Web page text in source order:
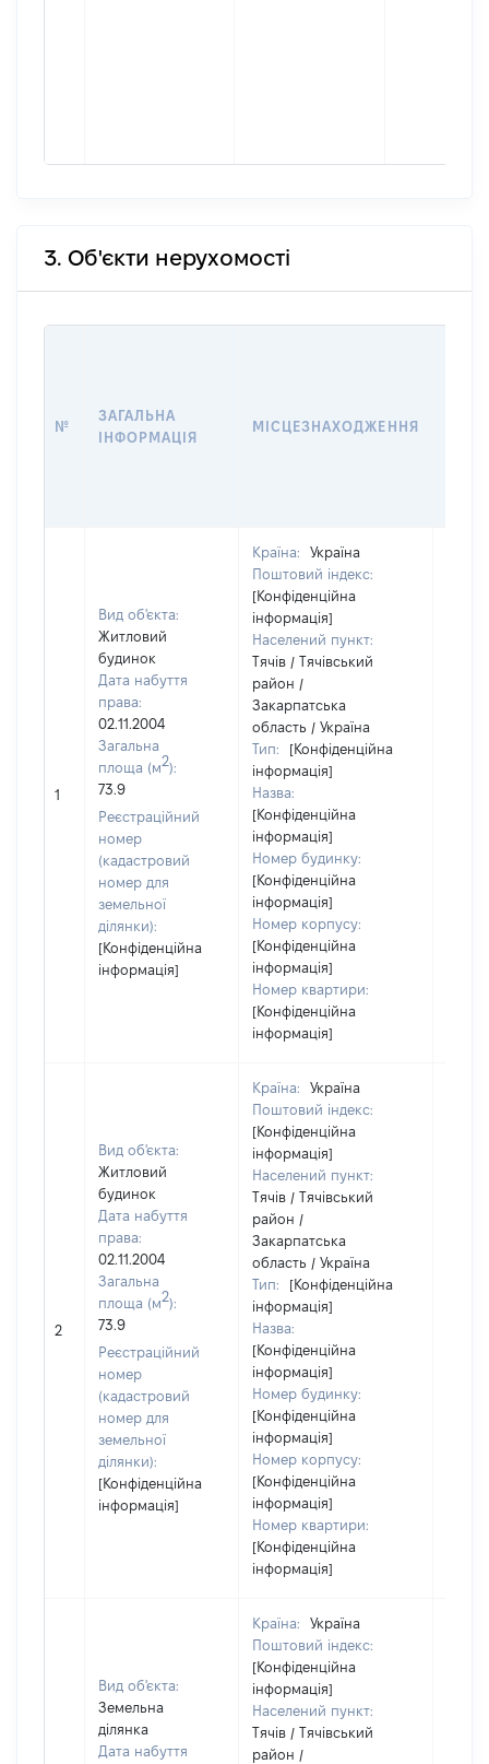
3. Об'єкти нерухомості
№
ЗАГАЛЬНА
ІНФОРМАЦІЯ
МІСЦЕЗНАХОДЖЕННЯ
1
Вид об'єкта:
Житловий
будинок
Дата набуття
права:
02.11.2004
Загальна
площа (м2):
73.9
Реєстраційний
номер
(кадастровий
номер для
земельної
ділянки):
[Конфіденційна
інформація]
Країна:
Україна
Поштовий індекс:
[Конфіденційна
інформація]
Населений пункт:
Тячів / Тячівський
район /
Закарпатська
область / Україна
Тип:
[Конфіденційна
інформація]
Назва:
[Конфіденційна
інформація]
Номер будинку:
[Конфіденційна
інформація]
Номер корпусу:
[Конфіденційна
інформація]
Номер квартири:
[Конфіденційна
інформація]
2
Вид об'єкта:
Житловий
будинок
Дата набуття
права:
02.11.2004
Загальна
площа (м2):
73.9
Реєстраційний
номер
(кадастровий
номер для
земельної
ділянки):
[Конфіденційна
інформація]
Країна:
Україна
Поштовий індекс:
[Конфіденційна
інформація]
Населений пункт:
Тячів / Тячівський
район /
Закарпатська
область / Україна
Тип:
[Конфіденційна
інформація]
Назва:
[Конфіденційна
інформація]
Номер будинку:
[Конфіденційна
інформація]
Номер корпусу:
[Конфіденційна
інформація]
Номер квартири:
[Конфіденційна
інформація]
Вид об'єкта:
Земельна
ділянка
Дата набуття
Країна:
Україна
Поштовий індекс:
[Конфіденційна
інформація]
Населений пункт:
Тячів / Тячівський
район /